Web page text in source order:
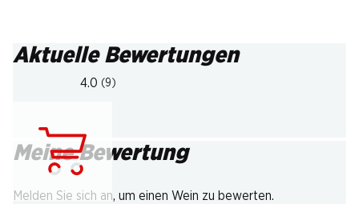
Aktuelle Bewertungen
4.0 (9)
Meine Bewertung
Melden Sie sich an, um einen Wein zu bewerten.